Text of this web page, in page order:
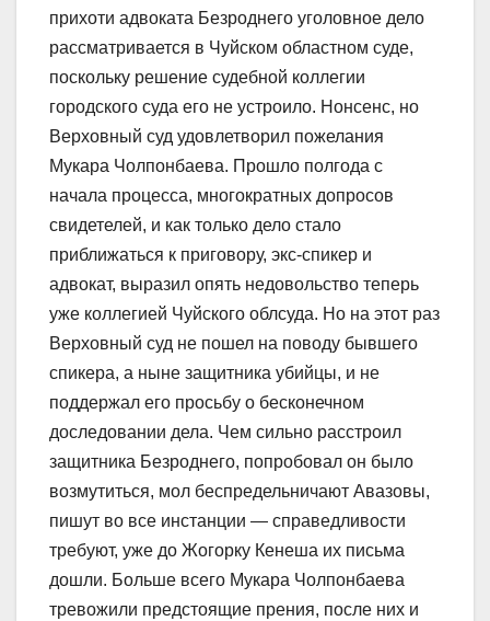
прихоти адвоката Безроднего уголовное дело
рассматривается в Чуйском областном суде,
поскольку решение судебной коллегии
городского суда его не устроило. Нонсенс, но
Верховный суд удовлетворил пожелания
Мукара Чолпонбаева. Прошло полгода с
начала процесса, многократных допросов
свидетелей, и как только дело стало
приближаться к приговору, экс-спикер и
адвокат, выразил опять недовольство теперь
уже коллегией Чуйского облсуда. Но на этот раз
Верховный суд не пошел на поводу бывшего
спикера, а ныне защитника убийцы, и не
поддержал его просьбу о бесконечном
доследовании дела. Чем сильно расстроил
защитника Безроднего, попробовал он было
возмутиться, мол беспредельничают Авазовы,
пишут во все инстанции — справедливости
требуют, уже до Жогорку Кенеша их письма
дошли. Больше всего Мукара Чолпонбаева
тревожили предстоящие прения, после них и